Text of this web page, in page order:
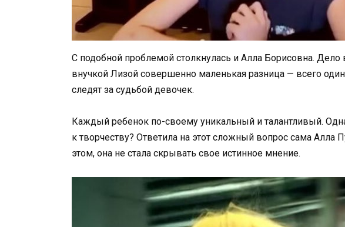
С подобной проблемой столкнулась и Алла Борисовна.
внучкой Лизой совершенно маленькая разница — всего
следят за судьбой девочек.
Каждый ребенок по-своему уникальный и талантливый.
к творчеству? Ответила на этот сложный вопрос сама Алла
этом, она не стала скрывать свое истинное мнение.